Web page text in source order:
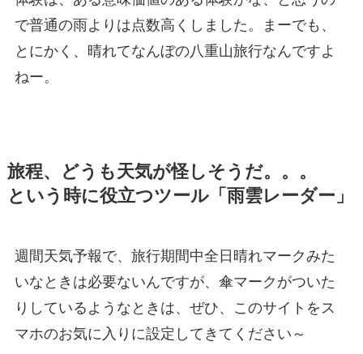
で普通の雨よりは点数高くしました。まーでも、
とにかく、晴れてなんぼの八重山旅行なんですよ
ねー。
旅程、どうも天気が怪しそうだ。。。
という時に役立つツール「雨雲レーダー」
週間天気予報で、旅行期間中全日晴れマークみた
いなときは必要ないんですが、傘マークがついた
りしているようなときは、ぜひ、このサイトをス
マホのお気に入りに設定してきてください～